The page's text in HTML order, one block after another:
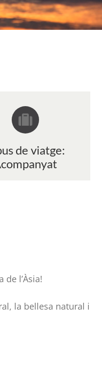
de viatge:
l’Àsia!
la bellesa natural i